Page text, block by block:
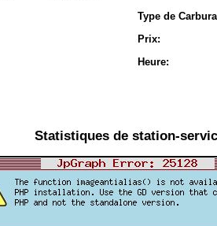
Type de
Prix:
Heure:
Statistiques de station-